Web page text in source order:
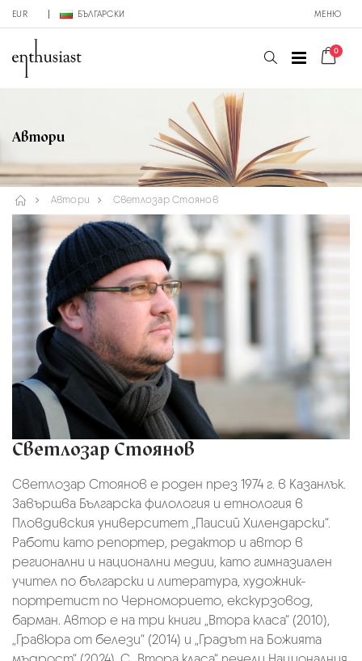
EUR БЪЛГАРСКИ МЕНЮ
0
Автори
Автори Светлозар Стоянов
Светлозар Стоянов
Светлозар Стоянов е роден през 1974 г. в Казанлък.
Завършва Българска филология и етнология в
Пловдивския университет „Паисий Хилендарски“.
Работи като репортер, редактор и автор в
регионални и национални медии, като гимназиален
учител по български и литература, художник-
портретист по Черноморието, екскурзовод,
барман. Автор е на три книги „Втора класа“ (2010),
„Гравюра от белези“ (2014) и „Градът на Божията